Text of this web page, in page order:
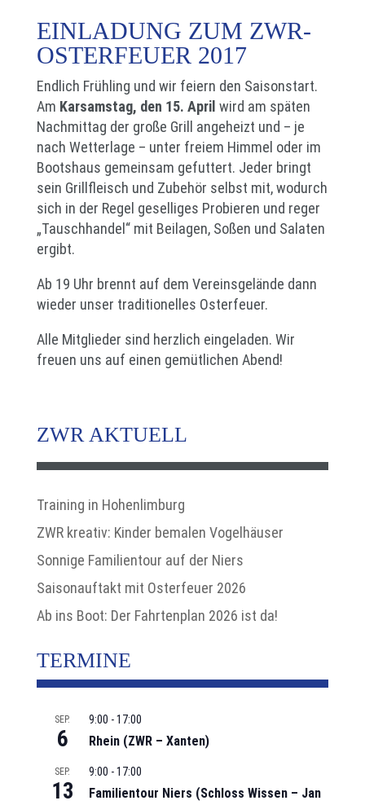
EINLADUNG ZUM ZWR-
OSTERFEUER 2017
Endlich Frühling und wir feiern den Saisonstart.
Am Karsamstag, den 15. April wird am späten
Nachmittag der große Grill angeheizt und – je
nach Wetterlage – unter freiem Himmel oder im
Bootshaus gemeinsam gefuttert. Jeder bringt
sein Grillfleisch und Zubehör selbst mit, wodurch
sich in der Regel geselliges Probieren und reger
„Tauschhandel“ mit Beilagen, Soßen und Salaten
ergibt.
Ab 19 Uhr brennt auf dem Vereinsgelände dann
wieder unser traditionelles Osterfeuer.
Alle Mitglieder sind herzlich eingeladen. Wir
freuen uns auf einen gemütlichen Abend!
ZWR AKTUELL
Training in Hohenlimburg
ZWR kreativ: Kinder bemalen Vogelhäuser
Sonnige Familientour auf der Niers
Saisonauftakt mit Osterfeuer 2026
Ab ins Boot: Der Fahrtenplan 2026 ist da!
TERMINE
SEP.
6
9:00 -17:00
Rhein (ZWR – Xanten)
SEP.
13
9:00 -17:00
Familientour Niers (Schloss Wissen – Jan